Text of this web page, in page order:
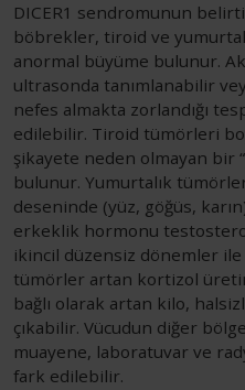
DICER1 sendromunun
böbrekler, tiroid ve
anormal büyüme bulunur.
ultrasonda tanımlanabilir
nefes almakta zorlandığı
edilebilir. Tiroid tümörleri
şikayete neden olmayan bir
bulunur. Yumurtalık
deseninde (yüz, göğüs,
erkeklik hormonu
ikincil düzensiz dönemler ile
tümörler artan kortizol
bağlı olarak artan kilo,
çıkabilir. Vücudun diğer
muayene, laboratuvar ve
fark edilebilir.